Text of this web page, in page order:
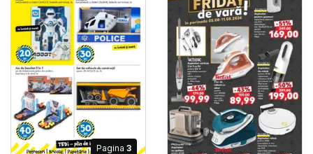
Pagina 3